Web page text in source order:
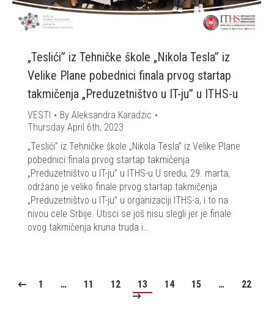
„Teslići” iz Tehničke škole „Nikola Tesla” iz
Velike Plane pobednici finala prvog startap
takmičenja „Preduzetništvo u IT-ju” u ITHS-u
VESTI By Aleksandra Karadzic
Thursday April 6th, 2023
„Teslići” iz Tehničke škole „Nikola Tesla” iz Velike Plane
pobednici finala prvog startap takmičenja
„Preduzetništvo u IT-ju” u ITHS-u U sredu, 29. marta,
održano je veliko finale prvog startap takmičenja
„Preduzetništvo u IT-ju” u organizaciji ITHS-a, i to na
nivou cele Srbije. Utisci se još nisu slegli jer je finale
ovog takmičenja kruna truda i…
1 … 11 12 13 14 15 … 22